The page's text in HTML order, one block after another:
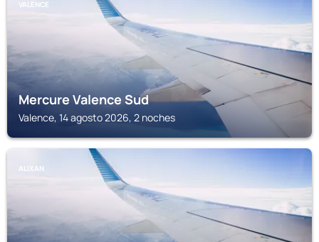
VALENCE
Mercure Valence Sud
Valence, 14 agosto 2026, 2 noches
ALIXAN